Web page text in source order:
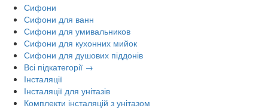
Сифони
Сифони для ванн
Сифони для умивальников
Сифони для кухонних мийок
Сифони для душових піддонів
Всі підкатегорії →
Інсталяції
Інсталяції для унітазів
Комплекти інсталяцій з унітазом